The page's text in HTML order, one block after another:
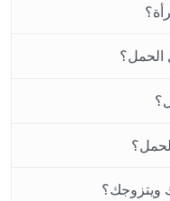
الحمل؟
ويتزوجك؟